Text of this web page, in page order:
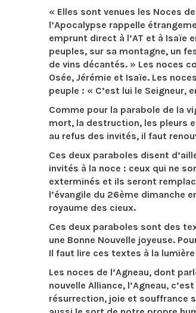
« Elles sont venues les Noces
l’Apocalypse rappelle
emprunt direct à l’AT et à Isaïe
peuples, sur sa montagne, un
de vins décantés. » Les noces
Osée, Jérémie et Isaïe. Les
peuple : « C’est lui le Seigneur,
Comme pour la parabole de la
mort, la destruction, les pleurs
au refus des invités, il faut
Ces deux paraboles disent
invités à la noce : ceux qui ne
exterminés et ils seront
l’évangile du 26ème dimanche
royaume des cieux.
Ces deux paraboles sont des
une Bonne Nouvelle joyeuse.
Il faut lire ces textes à la
Les noces de l’Agneau, dont
nouvelle Alliance, l’Agneau,
résurrection, joie et souffrance